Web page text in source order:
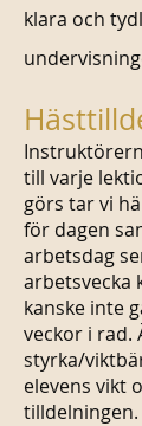
klara och
till varje
görs tar vi
för dagen
arbetsdag
arbetsvecka
kanske inte
veckor i rad.
styrka/
elevens vikt
tilldelningen.